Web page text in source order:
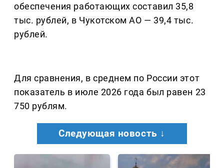
обеспечения работающих составил 35,8
тыс. рублей, в Чукотском АО — 39,4 тыс.
рублей.
Для сравнения, в среднем по России этот
показатель в июле 2026 года был равен 23
750 рублям.
Следующая новость ↓